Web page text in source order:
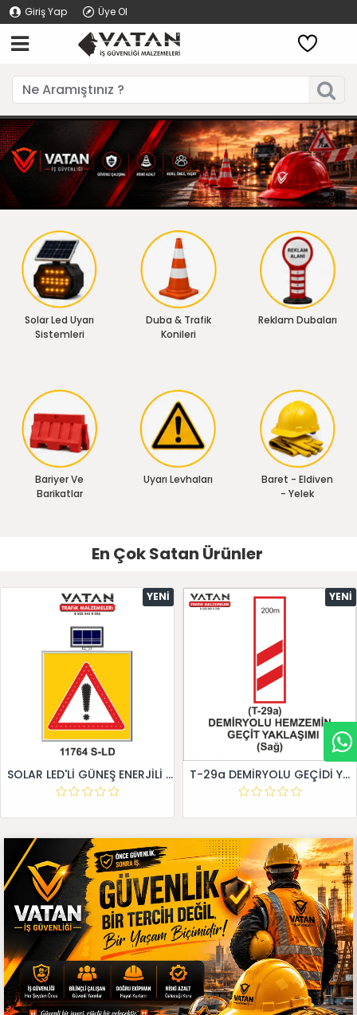
Giriş Yap Üye Ol
Solar Led Uyarı
Sistemleri
Duba & Trafik
Konileri
Reklam Dubaları
Bariyer Ve
Barikatlar
Uyarı Levhaları
Baret - Eldiven
- Yelek
En Çok Satan Ürünler
YENI
SOLAR LED'Lİ GÜNEŞ ENERJİLİ LEVHA
YENI
T-29a DEMİRYOLU GEÇİDİ YAKLAŞIM LEVHALARI (Sağ)